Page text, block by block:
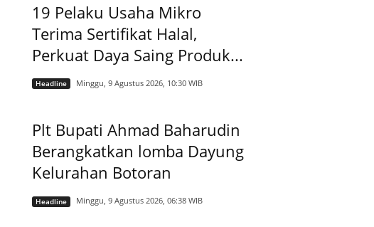
19 Pelaku Usaha Mikro
Terima Sertifikat Halal,
Perkuat Daya Saing Produk...
Headline Minggu, 9 Agustus 2026, 10:30 WIB
Plt Bupati Ahmad Baharudin
Berangkatkan lomba Dayung
Kelurahan Botoran
Headline Minggu, 9 Agustus 2026, 06:38 WIB